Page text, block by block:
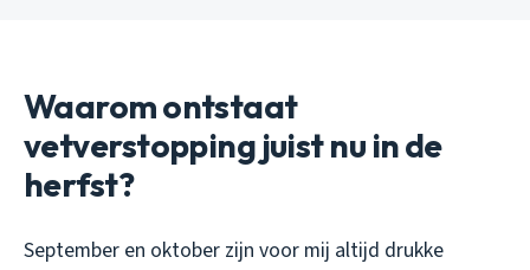
Waarom ontstaat
vetverstopping juist nu in de
herfst?
September en oktober zijn voor mij altijd drukke